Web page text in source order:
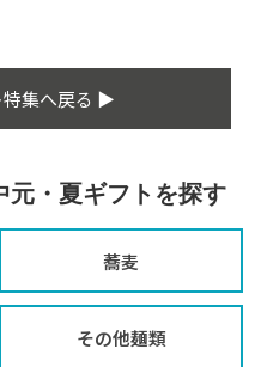
特集へ戻る ▶
元・夏ギフトを探す
蕎麦
その他麺類